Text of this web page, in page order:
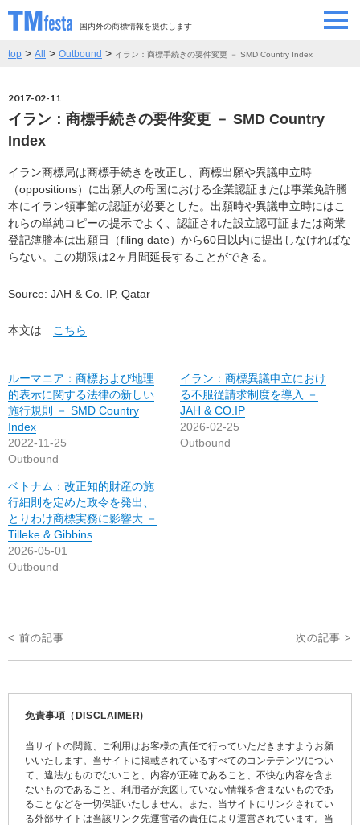
国内外の商標情報を提供します
SEMINAR/EVENT
ABOUT
CONTRIBUTORS
CONTACT お問い合わせ
top > All > Outbound > イラン：商標手続きの要件変更 － SMD Country Index
2017-02-11
イラン：商標手続きの要件変更 － SMD Country
Index
イラン商標局は商標手続きを改正し、商標出願や異議申立時
（oppositions）に出願人の母国における企業認証または事業免許謄
本にイラン領事館の認証が必要とした。出願時や異議申立時にはこ
れらの単純コピーの提示でよく、認証された設立認可証または商業
登記簿謄本は出願日（filing date）から60日以内に提出しなければな
らない。この期限は2ヶ月間延長することができる。
Source: JAH & Co. IP, Qatar
本文は こちら
ルーマニア：商標および地理
的表示に関する法律の新しい
施行規則 － SMD Country
Index
2022-11-25
Outbound
イラン：商標異議申立におけ
る不服従請求制度を導入 －
JAH & CO.IP
2026-02-25
Outbound
ベトナム：改正知的財産の施
行細則を定めた政令を発出、
とりわけ商標実務に影響大 －
Tilleke & Gibbins
2026-05-01
Outbound
投
稿
< 前の記事 次の記事 >
免責事項（DISCLAIMER)
当サイトの閲覧、ご利用はお客様の責任で行っていただきますようお願
いいたします。当サイトに掲載されているすべてのコンテテンツについ
て、違法なものでないこと、内容が正確であること、不快な内容を含ま
ないものであること、利用者が意図していない情報を含まないものであ
ることなどを一切保証いたしません。また、当サイトにリンクされてい
る外部サイトは当該リンク先運営者の責任により運営されています。当